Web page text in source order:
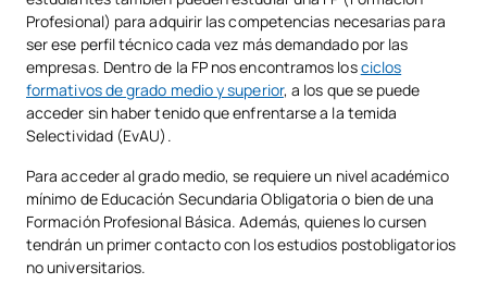
Profesional) para adquirir las competencias necesarias para
ser ese perfil técnico cada vez más demandado por las
empresas. Dentro de la FP nos encontramos losciclos
formativos de grado medio y superior, a los que se puede
acceder sin haber tenido que enfrentarse a la temida
Selectividad (EvAU).
Para acceder al grado medio, se requiere un nivel académico
mínimo de Educación Secundaria Obligatoria o bien de una
Formación Profesional Básica. Además, quienes lo cursen
tendrán un primer contacto con los estudios postobligatorios
no universitarios.